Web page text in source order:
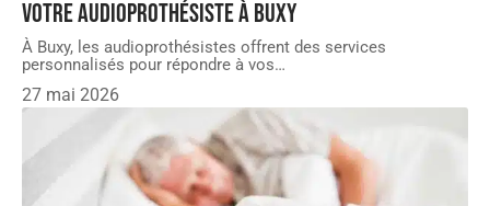
votre audioprothésiste à Buxy
À Buxy, les audioprothésistes offrent des services
personnalisés pour répondre à vos…
27 mai 2026